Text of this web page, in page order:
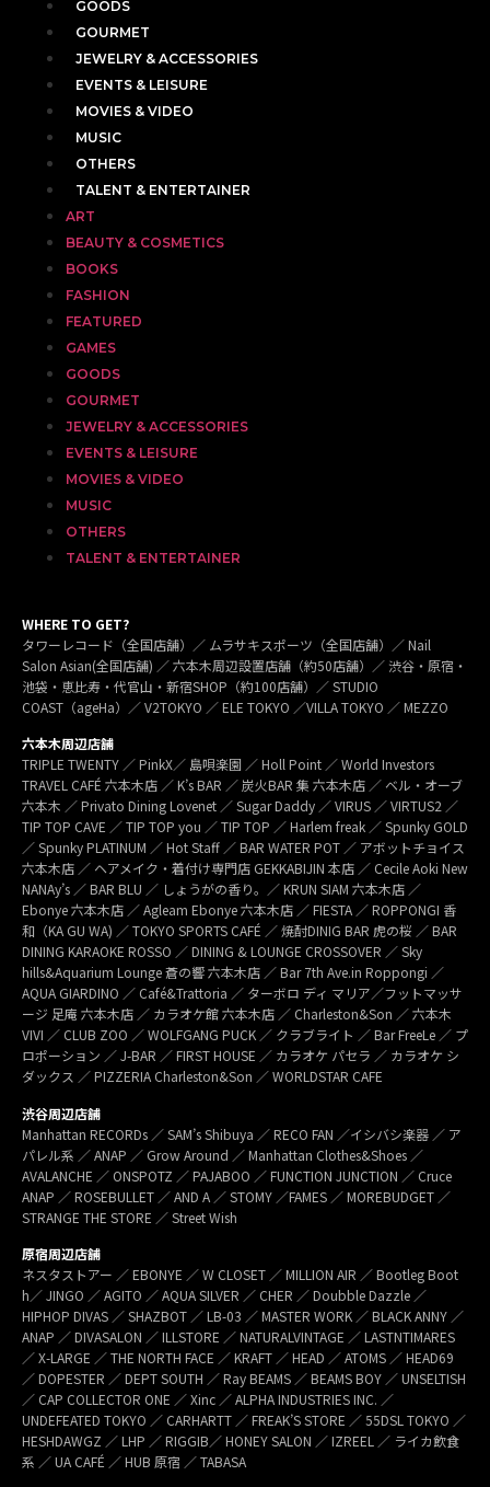
GOODS
GOURMET
JEWELRY & ACCESSORIES
EVENTS & LEISURE
MOVIES & VIDEO
MUSIC
OTHERS
TALENT & ENTERTAINER
ART
BEAUTY & COSMETICS
BOOKS
FASHION
FEATURED
GAMES
GOODS
GOURMET
JEWELRY & ACCESSORIES
EVENTS & LEISURE
MOVIES & VIDEO
MUSIC
OTHERS
TALENT & ENTERTAINER
WHERE TO GET?
タワーレコード（全国店舗）／ ムラサキスポーツ（全国店舗）／ Nail
Salon Asian(全国店舗) ／ 六本木周辺設置店舗（約50店舗）／ 渋谷・原宿・
池袋・恵比寿・代官山・新宿SHOP（約100店舗）／ STUDIO
COAST（ageHa）／ V2TOKYO ／ ELE TOKYO ／VILLA TOKYO ／ MEZZO
六本木周辺店舗
TRIPLE TWENTY ／ PinkX／ 島唄楽園 ／ Holl Point ／ World Investors
TRAVEL CAFÉ 六本木店 ／ K’s BAR ／ 炭火BAR 集 六本木店 ／ ベル・オーブ
六本木 ／ Privato Dining Lovenet ／ Sugar Daddy ／ VIRUS ／ VIRTUS2 ／
TIP TOP CAVE ／ TIP TOP you ／ TIP TOP ／ Harlem freak ／ Spunky GOLD
／ Spunky PLATINUM ／ Hot Staff ／ BAR WATER POT ／ アボットチョイス
六本木店 ／ ヘアメイク・着付け専門店 GEKKABIJIN 本店 ／ Cecile Aoki New
NANAy’s ／ BAR BLU ／ しょうがの香り。／ KRUN SIAM 六本木店 ／
Ebonye 六本木店 ／ Agleam Ebonye 六本木店 ／ FIESTA ／ ROPPONGI 香
和（KA GU WA) ／ TOKYO SPORTS CAFÉ ／ 焼酎DINIG BAR 虎の桜 ／ BAR
DINING KARAOKE ROSSO ／ DINING & LOUNGE CROSSOVER ／ Sky
hills&Aquarium Lounge 蒼の響 六本木店 ／ Bar 7th Ave.in Roppongi ／
AQUA GIARDINO ／ Café&Trattoria ／ ターボロ ディ マリア／フットマッサ
ージ 足庵 六本木店 ／ カラオケ館 六本木店 ／ Charleston&Son ／ 六本木
VIVI ／ CLUB ZOO ／ WOLFGANG PUCK ／ クラブライト ／ Bar FreeLe ／ プ
ロポーション ／ J-BAR ／ FIRST HOUSE ／ カラオケ パセラ ／ カラオケ シ
ダックス ／ PIZZERIA Charleston&Son ／ WORLDSTAR CAFE
渋谷周辺店舗
Manhattan RECORDs ／ SAM’s Shibuya ／ RECO FAN ／イシバシ楽器 ／ ア
パレル系 ／ ANAP ／ Grow Around ／ Manhattan Clothes&Shoes ／
AVALANCHE ／ ONSPOTZ ／ PAJABOO ／ FUNCTION JUNCTION ／ Cruce
ANAP ／ ROSEBULLET ／ AND A ／ STOMY ／FAMES ／ MOREBUDGET ／
STRANGE THE STORE ／ Street Wish
原宿周辺店舗
ネスタストアー ／ EBONYE ／ W CLOSET ／ MILLION AIR ／ Bootleg Boot
h／ JINGO ／ AGITO ／ AQUA SILVER ／ CHER ／ Doubble Dazzle ／
HIPHOP DIVAS ／ SHAZBOT ／ LB-03 ／ MASTER WORK ／ BLACK ANNY ／
ANAP ／ DIVASALON ／ ILLSTORE ／ NATURALVINTAGE ／ LASTNTIMARES
／ X-LARGE ／ THE NORTH FACE ／ KRAFT ／ HEAD ／ ATOMS ／ HEAD69
／ DOPESTER ／ DEPT SOUTH ／ Ray BEAMS ／ BEAMS BOY ／ UNSELTISH
／ CAP COLLECTOR ONE ／ Xinc ／ ALPHA INDUSTRIES INC. ／
UNDEFEATED TOKYO ／ CARHARTT ／ FREAK’S STORE ／ 55DSL TOKYO ／
HESHDAWGZ ／ LHP ／ RIGGIB／ HONEY SALON ／ IZREEL ／ ライカ飲食
系 ／ UA CAFÉ ／ HUB 原宿 ／ TABASA